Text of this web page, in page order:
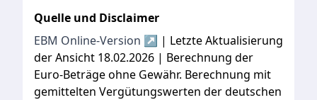
Quelle und Disclaimer
EBM Online-Version ↗ | Letzte Aktualisierung
der Ansicht 18.02.2026 | Berechnung der
Euro-Beträge ohne Gewähr. Berechnung mit
gemittelten Vergütungswerten der deutschen